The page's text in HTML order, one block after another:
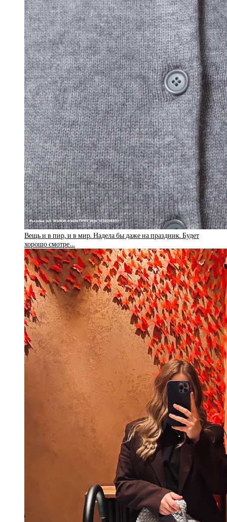
Вещь и в пир, и в мир. Надела бы даже на праздник. Будет
хорошо смотре…